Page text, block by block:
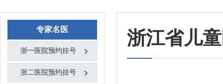
专家名医
浙一医院预约挂号
浙二医院预约挂号
浙江省儿